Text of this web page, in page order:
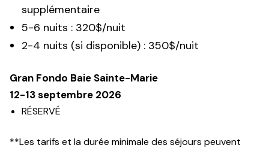
supplémentaire
5-6 nuits : 320$/nuit
2-4 nuits (si disponible) : 350$/nuit
Gran Fondo Baie Sainte-Marie
12-13 septembre 2026
RÉSERVÉ
**Les tarifs et la durée minimale des séjours peuvent